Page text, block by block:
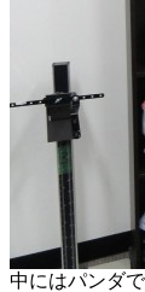
中にはパンダ